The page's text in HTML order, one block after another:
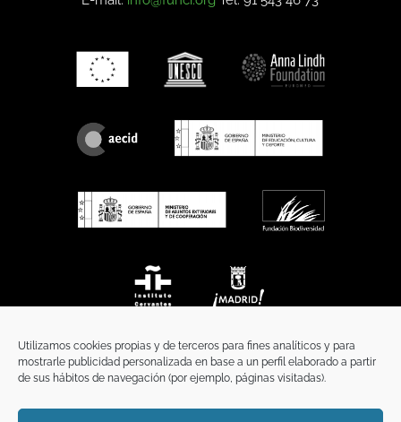
Utilizamos cookies propias y de terceros para fines analíticos y para
mostrarle publicidad personalizada en base a un perfil elaborado a partir
de sus hábitos de navegación (por ejemplo, páginas visitadas).